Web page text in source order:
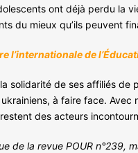
ont déjà perdu la
du mieux qu’ils peuvent
l’internationale de
la solidarité de ses affiliés
à faire face. Avec
des acteurs
de la revue POUR n°239,